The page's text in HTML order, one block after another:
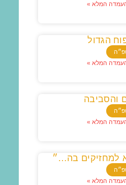
העמדה המלא »
הגדול
העמדה המלא »
והסביבה
העמדה המלא »
למחזיקים בה…״
העמדה המלא »